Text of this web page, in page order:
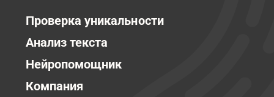
Проверка уникальности
Анализ текста
Нейропомощник
Компания